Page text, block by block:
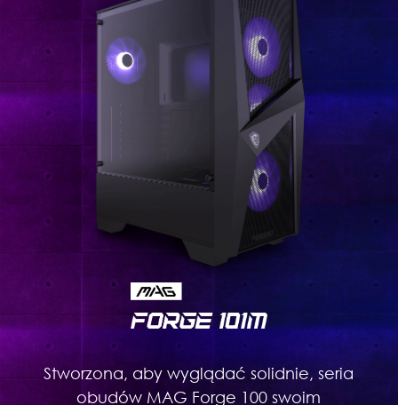
Stworzona, aby wyglądać solidnie, seria
obudów MAG Forge 100 swoim